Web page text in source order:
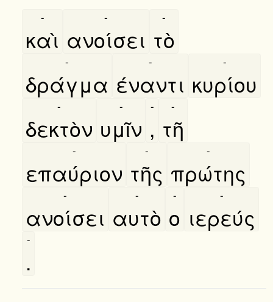
καὶ
-
ανοίσει
-
τὸ
-
δράγμα
-
έναντι
-
κυρίου
-
δεκτὸν
-
υμῖν
-
,
-
τῆ
-
επαύριον
-
τῆς
-
πρώτης
-
ανοίσει
-
αυτὸ
-
ο
-
ιερεύς
-
.
-